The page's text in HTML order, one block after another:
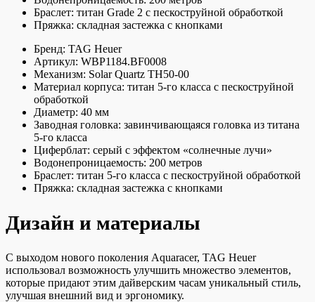
Браслет: титан Grade 2 с пескоструйной обработкой
Пряжка: складная застежка с кнопками
Бренд: TAG Heuer
Артикул: WBP1184.BF0008
Механизм: Solar Quartz TH50-00
Материал корпуса: титан 5-го класса с пескоструйной
обработкой
Диаметр: 40 мм
Заводная головка: завинчивающаяся головка из титана
5-го класса
Циферблат: серый с эффектом «солнечные лучи»
Водонепроницаемость: 200 метров
Браслет: титан 5-го класса с пескоструйной обработкой
Пряжка: складная застежка с кнопками
Дизайн и материалы
С выходом нового поколения Aquaracer, TAG Heuer
использовал возможность улучшить множество элементов,
которые придают этим дайверским часам уникальный стиль,
улучшая внешний вид и эргономику.